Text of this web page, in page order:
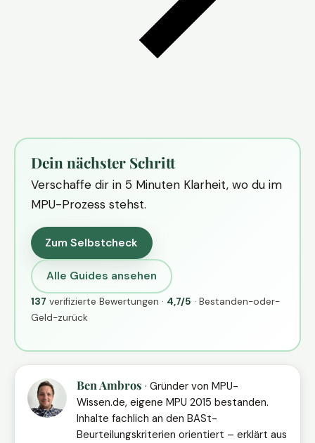
Dein nächster Schritt
Verschaffe dir in 5 Minuten Klarheit, wo du im
MPU-Prozess stehst.
Zum Selbstcheck
Alle Guides ansehen
137 verifizierte Bewertungen · 4,7/5 · Bestanden-oder-
Geld-zurück
Ben Ambros · Gründer von MPU-
Wissen.de, eigene MPU 2015 bestanden.
Inhalte fachlich an den BASt-
Beurteilungskriterien orientiert – erklärt aus